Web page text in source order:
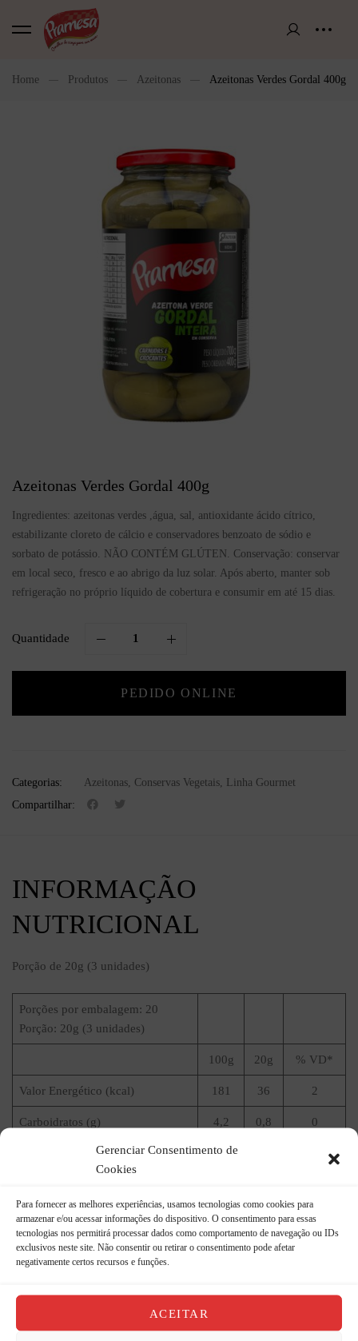
Gerenciar Consentimento de
Cookies
Para fornecer as melhores experiências, usamos tecnologias como cookies para
armazenar e/ou acessar informações do dispositivo. O consentimento para essas
tecnologias nos permitirá processar dados como comportamento de navegação ou IDs
exclusivos neste site. Não consentir ou retirar o consentimento pode afetar
negativamente certos recursos e funções.
ACEITAR
Home Produtos Azeitonas Azeitonas Verdes Gordal 400g
Azeitonas Verdes Gordal 400g
Ingredientes: azeitonas verdes ,água, sal, antioxidante ácido cítrico,
estabilizante cloreto de cálcio e conservadores benzoato de sódio e
sorbato de potássio. NÃO CONTÉM GLÚTEN. Conservação: conservar
em local seco, fresco e ao abrigo da luz solar. Após aberto, manter sob
refrigeração no próprio líquido de cobertura e consumir em até 15 dias.
Quantidade
PEDIDO ONLINE
Categorias: Azeitonas Conservas Vegetais Linha Gourmet
Compartilhar:
INFORMAÇÃO
NUTRICIONAL
Porção de 20g (3 unidades)
Porções por embalagem: 20
Porção: 20g (3 unidades)
100g 20g % VD*
Valor Energético (kcal) 181 36 2
Carboidratos (g) 4,2 0,8 0
Açúcares Totais (g) 0,6
Proteínas (g) 1,1 0,2 0
Gorduras Totais (g) 17 3,4